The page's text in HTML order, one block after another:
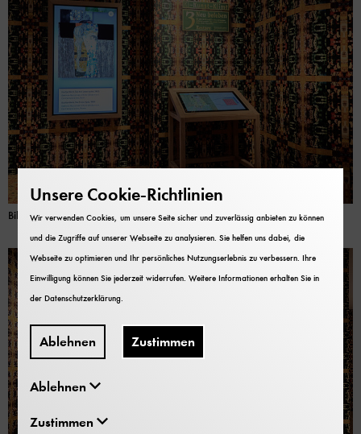
Bild: Deutsches Museum | Eric Alexander Lichtenscheidt
Unsere Cookie-Richtlinien
Wir verwenden Cookies, um unsere Seite sicher und zuverlässig anbieten zu können
und die Zugriffe auf unserer Webseite zu analysieren. Sie helfen uns dabei, die
Webseite zu optimieren und Ihr persönliches Nutzungserlebnis zu verbessern. Ihre
Einwilligung können Sie jederzeit widerrufen. Weitere Informationen erhalten Sie in
derDatenschutzerklärung
Ablehnen Zustimmen
Ablehnen
Zustimmen